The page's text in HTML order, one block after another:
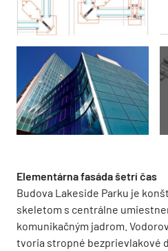
Elementárna fasáda šetrí čas
Budova Lakeside Parku je
skeletom s centrálne
komunikačným jadrom.
tvoria stropné bezprievlakové